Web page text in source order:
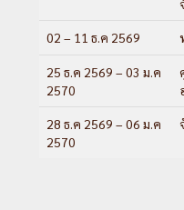
02 – 11 ธ.ค 2569
25 ธ.ค 2569 – 03 ม.ค
2570
28 ธ.ค 2569 – 06 ม.ค
2570